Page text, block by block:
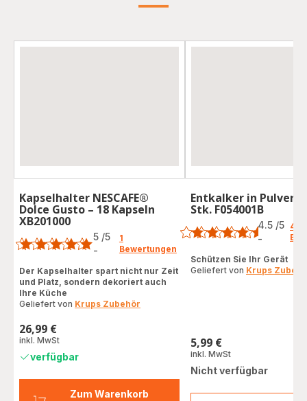
Zum Warenkorb
Kapselhalter NESCAFE®
Dolce Gusto – 18 Kapseln
XB201000
Bewertung
mit
5
Sternen
(Durchschnitt)
5 /5
-
1
Bewertungen
Der Kapselhalter spart nicht nur Zeit
und Platz, sondern dekoriert auch
Ihre Küche
Geliefert von Krups Zubehör
Preis
26,99 €
inkl. MwSt
verfügbar
Entkalker in
Stk. F054001B
Bewertung
4.5 /5
-
49
Schützen Sie Ihr Gerät
Geliefert von Krups
Preis
5,99 €
inkl. MwSt
Nicht verfügbar